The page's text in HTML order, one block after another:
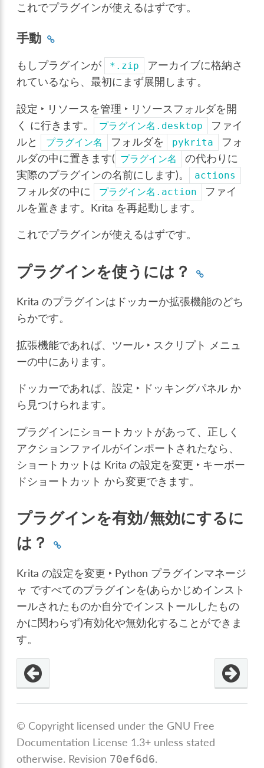
これでプラグインが使えるはずです。
手動
もしプラグインが *.zip
アーカイブに格納さ
れているなら、最初にまず展開します。
設定 ‣ リソースを管理 ‣ リソースフォルダを開
く に行きます。 プラグイン名.desktop
ファイ
ルと
プラグイン名 フォルダを pykrita
フォ
ルダの中に置きます( プラグイン名
の代わりに
実際のプラグインの名前にします)。
actions
フォルダの中に プラグイン名.action
ファイ
ルを置きます。Krita を再起動します。
これでプラグインが使えるはずです。
プラグインを使うには？
Krita のプラグインはドッカーか拡張機能のどち
らかです。
拡張機能であれば、 ツール ‣ スクリプト
メニュ
ーの中にあります。
ドッカーであれば、設定 ‣ ドッキングパネル か
ら見つけられます。
プラグインにショートカットがあって、正しく
アクションファイルがインポートされたなら、
ショートカットは Krita の設定を変更 ‣ キーボー
ドショートカット から変更できます。
プラグインを有効/無効にするに
は？
Krita の設定を変更 ‣ Python プラグインマネージ
ャ ですべてのプラグインを(あらかじめインスト
ールされたものか自分でインストールしたもの
かに関わらず)有効化や無効化することができま
す。
© Copyright licensed under the GNU Free
Documentation License 1.3+ unless stated
otherwise. Revision 70ef6d6.